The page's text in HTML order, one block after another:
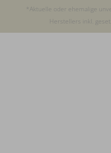
*Aktuelle oder ehemalige
Herstellers inkl.